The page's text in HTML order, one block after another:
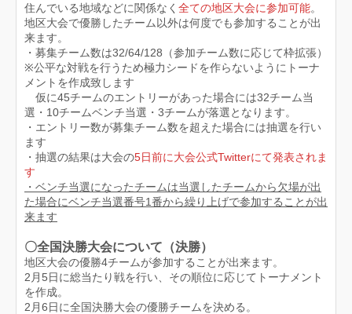
住んでいる地域などに関係なく 全ての地区大会に参加可能。
地区大会で優勝したチーム以外は何度でも参加することが出
来ます。
・募集チーム数は32/64/128（参加チーム数に応じて枠拡張）
※公平な対戦を行うため極力シードを作らないようにトーナ
メントを作成致します
仮に45チームのエントリーがあった場合には32チーム当
選・10チームベンチ当選・3チームが落選となります。
・エントリー数が募集チーム数を超えた場合には抽選を行い
ます
・抽選の結果は大会の5日前に大会公式Twitterにて発表されま
す
・ベンチ当選になったチームは当選したチームから欠場が出
た場合にベンチ当選番号1番から繰り上げで参加することが出
来ます
〇全国決勝大会について（決勝）
地区大会の優勝4チームが参加することが出来ます。
2月5日に総当たり戦を行い、その順位に応じてトーナメント
を作成。
2月6日に全国決勝大会の優勝チームを決める。